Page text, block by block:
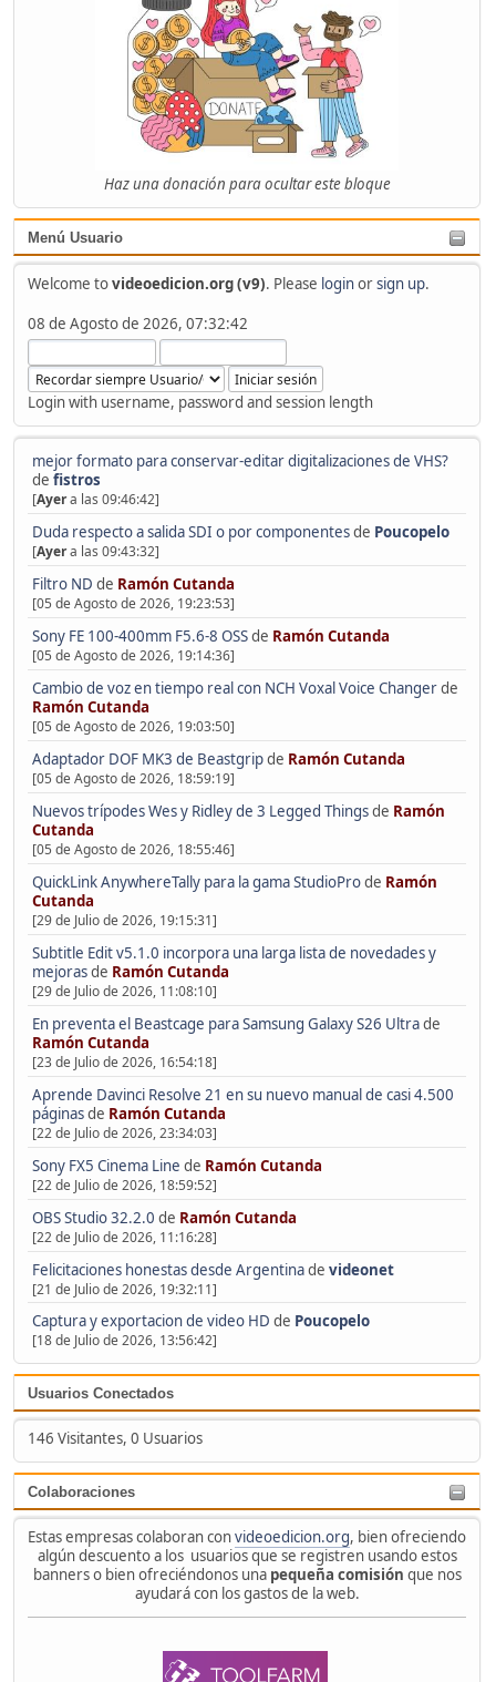
Haz una donación para ocultar este bloque
Menú Usuario
Welcome tovideoedicion.org (v9). Please loginorsign up.
08 de Agosto de 2026, 07:32:42
Login with username, password and session length
mejor formato para conservar-editar digitalizaciones de VHS?
de fistros
[Ayera las 09:46:42]
Duda respecto a salida SDI o por componentesde Poucopelo
[Ayera las 09:43:32]
Filtro ND de Ramón Cutanda
[05 de Agosto de 2026, 19:23:53]
Sony FE 100-400mm F5.6-8 OSSde Ramón Cutanda
[05 de Agosto de 2026, 19:14:36]
Cambio de voz en tiempo real con NCH Voxal Voice Changerde
Ramón Cutanda
[05 de Agosto de 2026, 19:03:50]
Adaptador DOF MK3 de Beastgripde Ramón Cutanda
[05 de Agosto de 2026, 18:59:19]
Nuevos trípodes Wes y Ridley de 3 Legged Thingsde Ramón
Cutanda
[05 de Agosto de 2026, 18:55:46]
QuickLink AnywhereTally para la gama StudioProde Ramón
Cutanda
[29 de Julio de 2026, 19:15:31]
Subtitle Edit v5.1.0 incorpora una larga lista de novedades y
mejorasde Ramón Cutanda
[29 de Julio de 2026, 11:08:10]
En preventa el Beastcage para Samsung Galaxy S26 Ultrade
Ramón Cutanda
[23 de Julio de 2026, 16:54:18]
Aprende Davinci Resolve 21 en su nuevo manual de casi 4.500
páginasde Ramón Cutanda
[22 de Julio de 2026, 23:34:03]
Sony FX5 Cinema Line de Ramón Cutanda
[22 de Julio de 2026, 18:59:52]
OBS Studio 32.2.0 de Ramón Cutanda
[22 de Julio de 2026, 11:16:28]
Felicitaciones honestas desde Argentinade videonet
[21 de Julio de 2026, 19:32:11]
Captura y exportacion de video HD de Poucopelo
[18 de Julio de 2026, 13:56:42]
Usuarios Conectados
146 Visitantes, 0 Usuarios
Colaboraciones
Estas empresas colaboran convideoedicion.org, bien ofreciendo
algún descuento a los usuarios que se registren usando estos
banners o bien ofreciéndonos una pequeña comisión que nos
ayudará con los gastos de la web.